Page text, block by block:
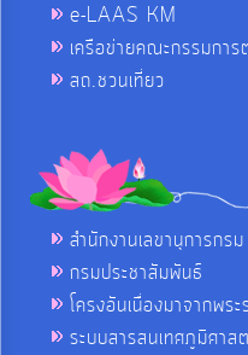
e-LAAS KM
เครือข่ายคณะกรรมกา
สถ.ชวนเที่ยว
สำนักงานเลขานุการกรม
กรมประชาสัมพันธ์
โครงอันเนื่องมาจากพระ
ระบบสารสนเทศภูมิศาส